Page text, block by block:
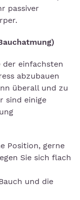
passiver
der einfachsten
abzubauen
überall und zu
sind einige
Position, gerne
Sie sich flach
und die